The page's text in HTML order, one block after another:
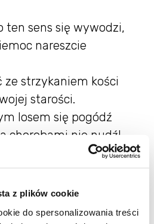
z plików cookie
do spersonalizowania treści
ten sens się wywodzi,
nareszcie
strzykaniem kości
starości.
losem się pogódź
chorobami nie nudź!
okresem jest złotym,
zawsze myślę o tym...
"zęby" w wodzie